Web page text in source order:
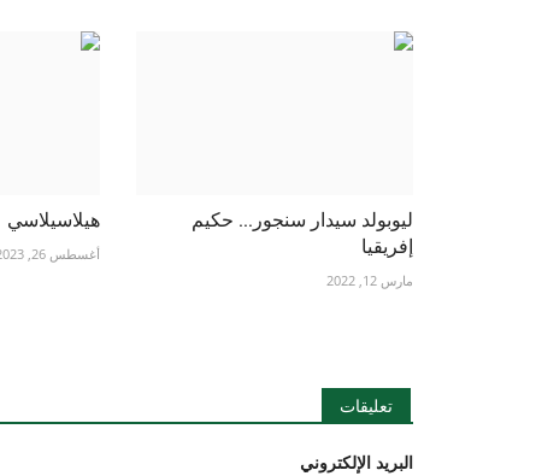
ليوبولد سيدار سنجور... حكيم
إفريقيا
مارس 12, 2022
هيلاسيلاسي
أغسطس 26, 2023
تعليقات
البريد الإلكتروني